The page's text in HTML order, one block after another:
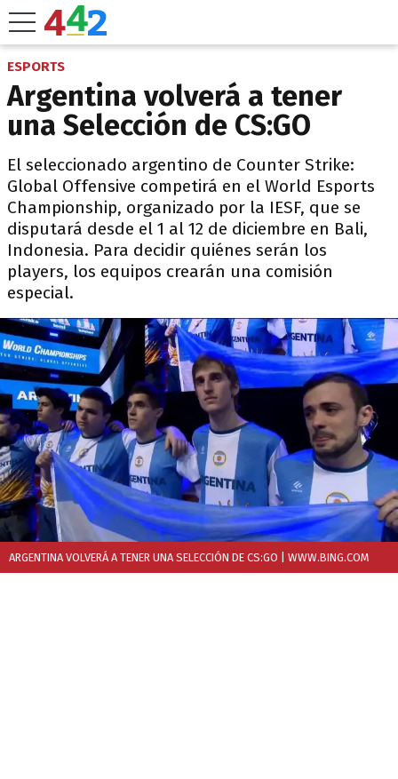
ESPORTS
Argentina volverá a tener
una Selección de CS:GO
El seleccionado argentino de Counter Strike:
Global Offensive competirá en el World Esports
Championship, organizado por la IESF, que se
disputará desde el 1 al 12 de diciembre en Bali,
Indonesia. Para decidir quiénes serán los
players, los equipos crearán una comisión
especial.
ARGENTINA VOLVERÁ A TENER UNA SELECCIÓN DE CS:GO | WWW.BING.COM